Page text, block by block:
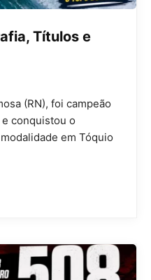
Títulos e
(RN), foi campeão
conquistou o
em Tóquio